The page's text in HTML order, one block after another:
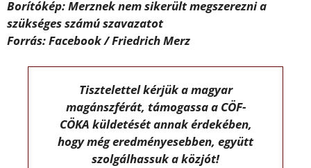
Borítókép: Merznek nem sikerült megszerezni a
szükséges számú szavazatot
Forrás: Facebook / Friedrich Merz
Tisztelettel kérjük a magyar
magánszférát, támogassa a CÖF-
CÖKA küldetését annak érdekében,
hogy még eredményesebben, együtt
szolgálhassuk a közjót!